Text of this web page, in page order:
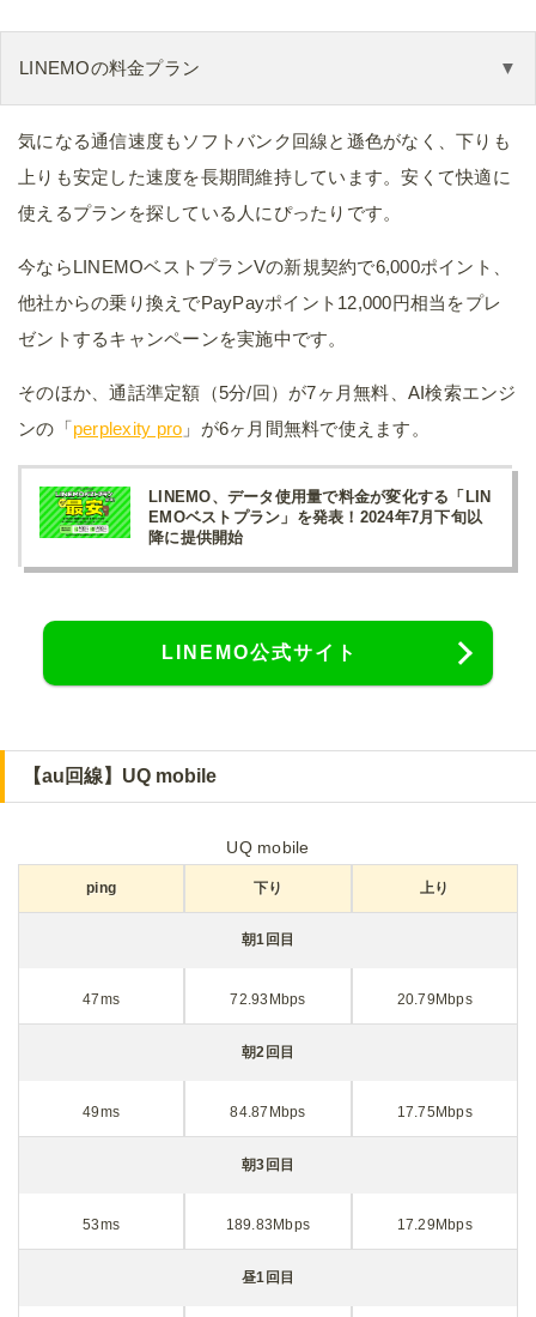
LINEMOの料金プラン
気になる通信速度もソフトバンク回線と遜色がなく、下りも
上りも安定した速度を長期間維持しています。安くて快適に
使えるプランを探している人にぴったりです。
今ならLINEMOベストプランVの新規契約で6,000ポイント、
他社からの乗り換えでPayPayポイント12,000円相当をプレ
ゼントするキャンペーンを実施中です。
そのほか、通話準定額（5分/回）が7ヶ月無料、AI検索エンジ
ンの「perplexity pro 」が6ヶ月間無料で使えます。
LINEMO、データ使用量で料金が変化する「LIN
EMOベストプラン」を発表！2024年7月下旬以
降に提供開始
LINEMO公式サイト
【au回線】UQ mobile
UQ mobile
ping 下り 上り
朝1回目
47ms 72.93Mbps 20.79Mbps
朝2回目
49ms 84.87Mbps 17.75Mbps
朝3回目
53ms 189.83Mbps 17.29Mbps
昼1回目